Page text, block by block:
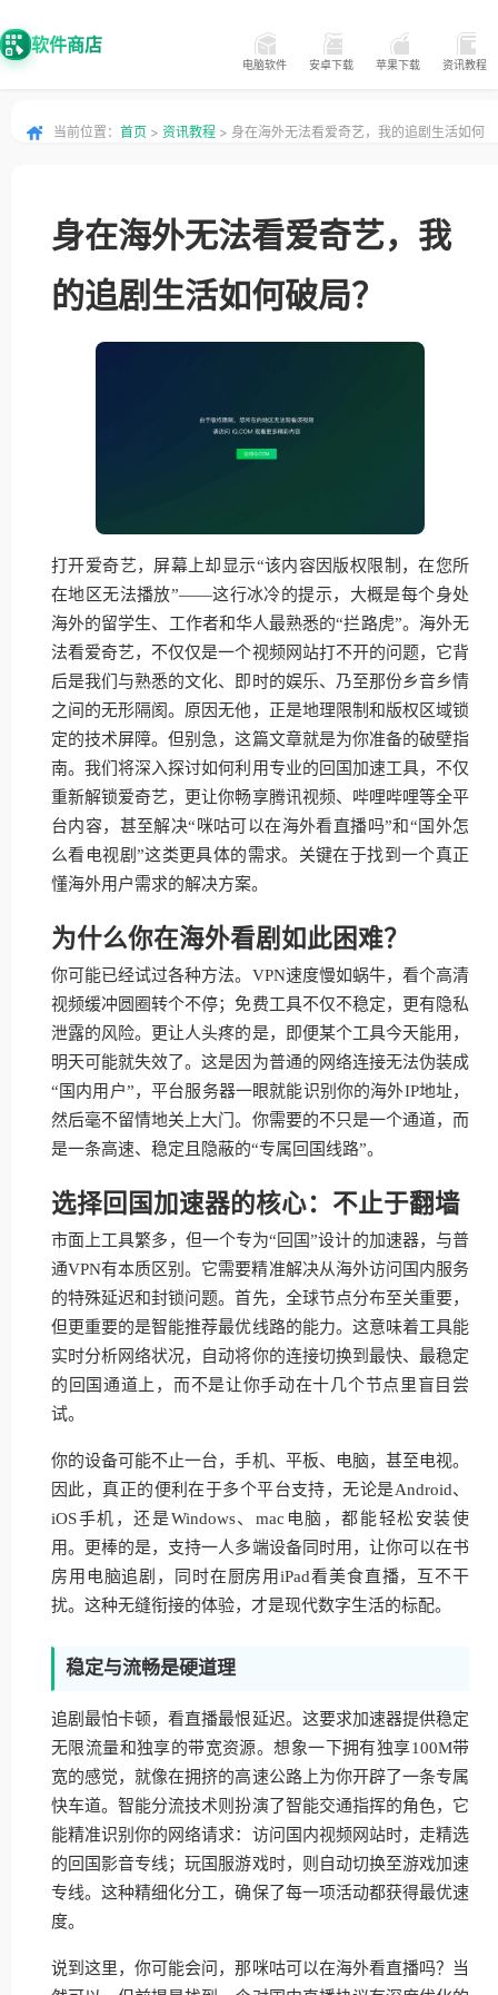
软件商店
电脑软件 安卓下载 苹果下载 资讯教程
当前位置： 首页 > 资讯教程 > 身在海外无法看爱奇艺，我的追剧生活如何
身在海外无法看爱奇艺，我
的追剧生活如何破局？
打开爱奇艺，屏幕上却显示“该内容因版权限制，在您所
在地区无法播放”——这行冰冷的提示，大概是每个身处
海外的留学生、工作者和华人最熟悉的“拦路虎”。海外无
法看爱奇艺，不仅仅是一个视频网站打不开的问题，它背
后是我们与熟悉的文化、即时的娱乐、乃至那份乡音乡情
之间的无形隔阂。原因无他，正是地理限制和版权区域锁
定的技术屏障。但别急，这篇文章就是为你准备的破壁指
南。我们将深入探讨如何利用专业的回国加速工具，不仅
重新解锁爱奇艺，更让你畅享腾讯视频、哔哩哔哩等全平
台内容，甚至解决“咪咕可以在海外看直播吗”和“国外怎
么看电视剧”这类更具体的需求。关键在于找到一个真正
懂海外用户需求的解决方案。
为什么你在海外看剧如此困难？
你可能已经试过各种方法。VPN速度慢如蜗牛，看个高清
视频缓冲圆圈转个不停；免费工具不仅不稳定，更有隐私
泄露的风险。更让人头疼的是，即便某个工具今天能用，
明天可能就失效了。这是因为普通的网络连接无法伪装成
“国内用户”，平台服务器一眼就能识别你的海外IP地址，
然后毫不留情地关上大门。你需要的不只是一个通道，而
是一条高速、稳定且隐蔽的“专属回国线路”。
选择回国加速器的核心：不止于翻墙
市面上工具繁多，但一个专为“回国”设计的加速器，与普
通VPN有本质区别。它需要精准解决从海外访问国内服务
的特殊延迟和封锁问题。首先，全球节点分布至关重要，
但更重要的是智能推荐最优线路的能力。这意味着工具能
实时分析网络状况，自动将你的连接切换到最快、最稳定
的回国通道上，而不是让你手动在十几个节点里盲目尝
试。
你的设备可能不止一台，手机、平板、电脑，甚至电视。
因此，真正的便利在于多个平台支持，无论是Android、
iOS手机，还是Windows、mac电脑，都能轻松安装使
用。更棒的是，支持一人多端设备同时用，让你可以在书
房用电脑追剧，同时在厨房用iPad看美食直播，互不干
扰。这种无缝衔接的体验，才是现代数字生活的标配。
稳定与流畅是硬道理
追剧最怕卡顿，看直播最恨延迟。这要求加速器提供稳定
无限流量和独享的带宽资源。想象一下拥有独享100M带
宽的感觉，就像在拥挤的高速公路上为你开辟了一条专属
快车道。智能分流技术则扮演了智能交通指挥的角色，它
能精准识别你的网络请求：访问国内视频网站时，走精选
的回国影音专线；玩国服游戏时，则自动切换至游戏加速
专线。这种精细化分工，确保了每一项活动都获得最优速
度。
说到这里，你可能会问，那咪咕可以在海外看直播吗？当